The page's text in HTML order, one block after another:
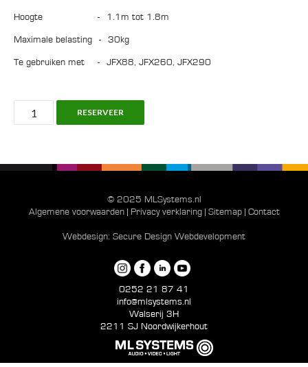
Hoogte - 1.1m tot 1.8m
Maximale belasting - 30kg
Te gebruiken met - JFX88, JFX260, JFX290
Speaker
Stand,
on
Base
RESERVEER
© 2025 MLSystems.nl
Algemene voorwaarden| Privacy verklaring| Sitemap| Contact
Webdesign: Secure Design Webdevelopment
0252 21 87 41
info@mlsystems.nl
Walserij 3H
2211 SJ Noordwijkerhout